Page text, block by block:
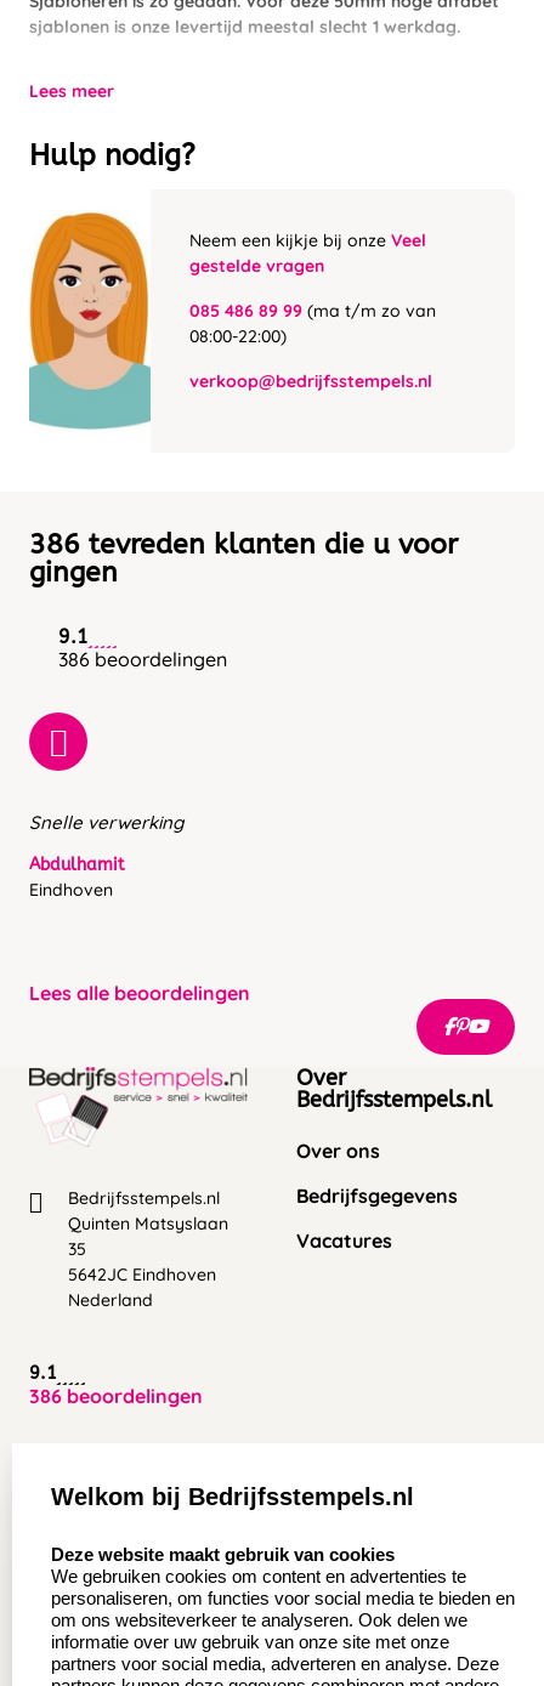
sjablonen is onze levertijd meestal slecht 1 werkdag.
Lees meer
Hulp nodig?
Neem een kijkje bij onze Veel
gestelde vragen
085 486 89 99 (ma t/m zo van
08:00-22:00)
verkoop@bedrijfsstempels.nl
386 tevreden klanten die u voor
gingen
9.1
386 beoordelingen
Snelle verwerking
Abdulhamit
Eindhoven
Lees alle beoordelingen
Bedrijfsstempels.nl
Quinten Matsyslaan
35
5642JC Eindhoven
Nederland
9.1
386 beoordelingen
Over
Bedrijfsstempels.nl
Over ons
Bedrijfsgegevens
Vacatures
Aanvraag op maat
Wederverkoper
worden
Sale
Betaling & Verzending
Contact opnemen
Veel gestelde vragen
Retourneren
Herroepingsrecht
Welkom bij Bedrijfsstempels.nl
Deze website maakt gebruik van cookies
We gebruiken cookies om content en advertenties te
personaliseren, om functies voor social media te bieden en
om ons websiteverkeer te analyseren. Ook delen we
informatie over uw gebruik van onze site met onze
partners voor social media, adverteren en analyse. Deze